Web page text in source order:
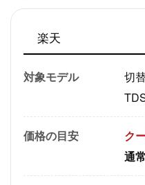
楽天
対象モデル
切
価格の目安
ク
通